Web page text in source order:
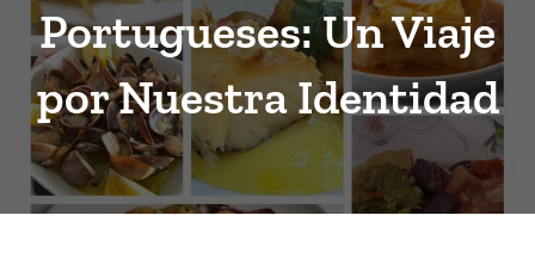
Portugueses: Un Viaje
por Nuestra Identidad